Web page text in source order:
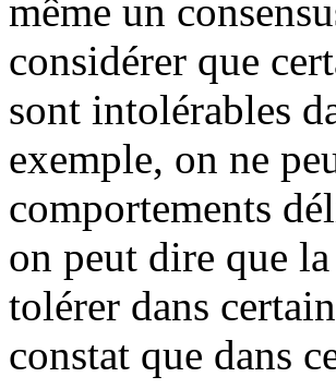
même un
considérer que
sont intolérables
exemple, on ne
comportements
on peut dire que
tolérer dans
constat que dans